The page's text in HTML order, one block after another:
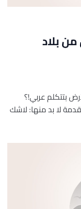
بلاد
بتتكلم عربي!؟
لا بد منها: لاشك